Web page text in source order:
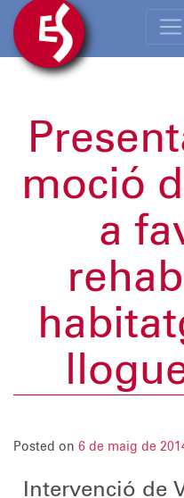
moció
a
Posted on 6 de maig de
Intervenció de